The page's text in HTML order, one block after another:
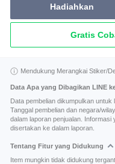
Hadiahkan
Gratis
Mendukung Merangkai Stiker/
Data Apa yang Dibagikan LINE
Data pembelian dikumpulkan
Tanggal pembelian dan negara/
dalam laporan penjualan.
disertakan ke dalam laporan.
Tentang Fitur yang Didukung
Item mungkin tidak didukung